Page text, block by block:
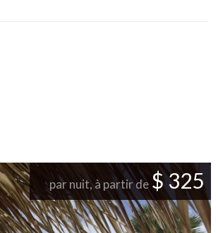
par nuit, à partir de $ 325